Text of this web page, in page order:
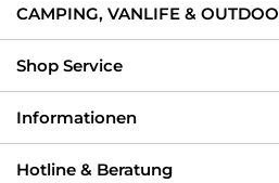
CAMPING, VANLIFE &
Shop Service
Informationen
Hotline & Beratung